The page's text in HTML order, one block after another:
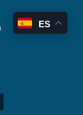
ES